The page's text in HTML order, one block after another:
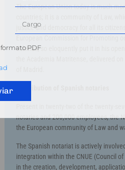
The European Union today is much
countries; it is a community of Law,
justice and democracy for all its
European Commission for Promoting
Schinas, so eloquently put it in his
the Academia Matritense, delivered
Present in twenty-two of the twenty-
notaries and 200,000 employees, the
the European community of Law and
The Spanish notariat is actively
integration within the CNUE (Council
in the creation, development,
PDF